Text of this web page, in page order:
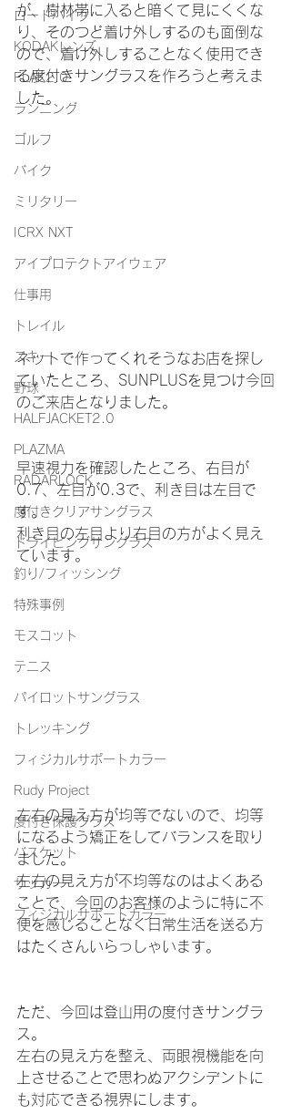
ロードバイク
KODAKレンズ
FLAK2.0
ランニング
ゴルフ
バイク
ミリタリー
ICRX NXT
アイプロテクトアイウェア
仕事用
トレイル
スキー
野球
HALFJACKET2.0
PLAZMA
RADARLOCK
度付きクリアサングラス
ドライビングサングラス
釣り/フィッシング
特殊事例
モスコット
テニス
パイロットサングラス
トレッキング
フィジカルサポートカラー
Rudy Project
度付き保護グラス
バスケット
サッカー
フィジカルサポートカラー
が、樹林帯に入ると暗くて見にくくな
り、そのつど着け外しするのも面倒な
ので、着け外しすることなく使用でき
る度付きサングラスを作ろうと考えま
した。
ネットで作ってくれそうなお店を探し
ていたところ、SUNPLUSを見つけ今回
のご来店となりました。
早速視力を確認したところ、右目が
0.7、左目が0.3で、利き目は左目で
す。
利き目の左目より右目の方がよく見え
ています。
左右の見え方が均等でないので、均等
になるよう矯正をしてバランスを取り
ました。
左右の見え方が不均等なのはよくある
ことで、今回のお客様のように特に不
便を感じることなく日常生活を送る方
はたくさんいらっしゃいます。
ただ、今回は登山用の度付きサングラ
ス。
左右の見え方を整え、両眼視機能を向
上させることで思わぬアクシデントに
も対応できる視界にします。